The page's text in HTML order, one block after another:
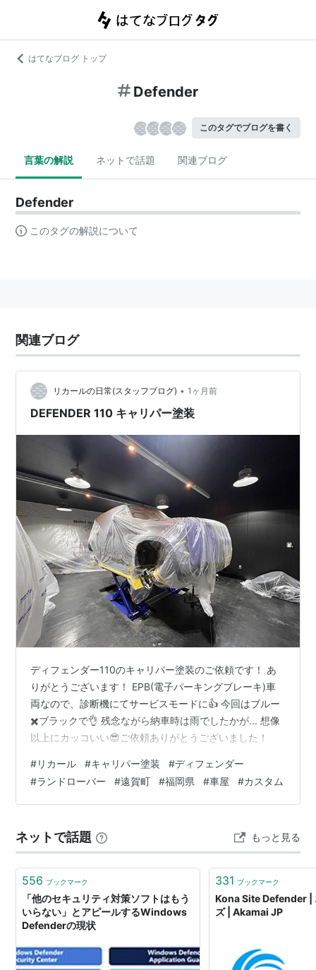
はてなブログ トップ
Defender
このタグでブログを書く
言葉の解説 ネットで話題 関連ブログ
Defender
このタグの解説について
関連ブログ
リカールの日常(スタッフブログ) • 1ヶ月前
DEFENDER 110 キャリパー塗装
ディフェンダー110のキャリパー塗装のご依頼です！ あ
りがとうございます！ EPB(電子パーキングブレーキ)車
両なので、診断機にてサービスモードに👍 今回はブルー
✖️ブラックで👌 残念ながら納車時は雨でしたかが... 想像
以上にカッコいい😎ご依頼ありがとうございました！
#リカール #キャリパー塗装 #ディフェンダー
#ランドローバー #遠賀町 #福岡県 #車屋 #カスタム
ネットで話題 もっと見る
556 ブックマーク
「他のセキュリティ対策ソフトはもう
いらない」とアピールするWindows
Defenderの現状
331 ブックマーク
Kona Site Defender |
ズ | Akamai JP